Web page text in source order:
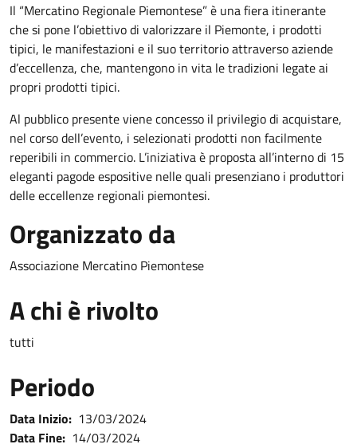
Il “Mercatino Regionale Piemontese” è una fiera itinerante
che si pone l’obiettivo di valorizzare il Piemonte, i prodotti
tipici, le manifestazioni e il suo territorio attraverso aziende
d’eccellenza, che, mantengono in vita le tradizioni legate ai
propri prodotti tipici.
Al pubblico presente viene concesso il privilegio di acquistare,
nel corso dell’evento, i selezionati prodotti non facilmente
reperibili in commercio. L’iniziativa è proposta all’interno di 15
eleganti pagode espositive nelle quali presenziano i produttori
delle eccellenze regionali piemontesi.
Organizzato da
Associazione Mercatino Piemontese
A chi è rivolto
tutti
Periodo
Data Inizio: 13/03/2024
Data Fine: 14/03/2024